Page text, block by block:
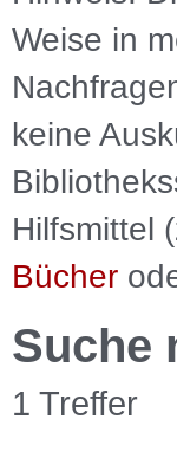
Weise in
keine
Hilfsmittel
Bücher
Suche
1 Treffer